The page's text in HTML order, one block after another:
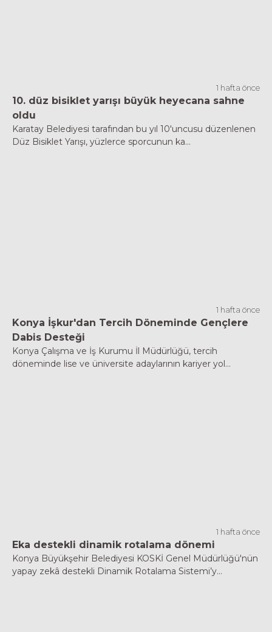
1 hafta önce
10. düz bisiklet yarışı büyük heyecana sahne
oldu
Karatay Belediyesi tarafından bu yıl 10'uncusu düzenlenen
Düz Bisiklet Yarışı, yüzlerce sporcunun ka...
1 hafta önce
Konya İşkur'dan Tercih Döneminde Gençlere
Dabis Desteği
Konya Çalışma ve İş Kurumu İl Müdürlüğü, tercih
döneminde lise ve üniversite adaylarının kariyer yol...
1 hafta önce
Eka destekli dinamik rotalama dönemi
Konya Büyükşehir Belediyesi KOSKİ Genel Müdürlüğü'nün
yapay zekâ destekli Dinamik Rotalama Sistemi’y...